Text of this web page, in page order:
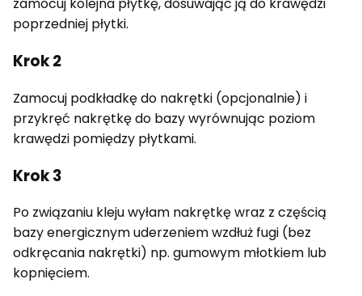
zamocuj kolejna płytkę, dosuwając ją do krawędzi
poprzedniej płytki.
Krok 2
Zamocuj podkładkę do nakrętki (opcjonalnie) i
przykręć nakrętkę do bazy wyrównując poziom
krawędzi pomiędzy płytkami.
Krok 3
Po związaniu kleju wyłam nakrętkę wraz z częścią
bazy energicznym uderzeniem wzdłuż fugi (bez
odkręcania nakrętki) np. gumowym młotkiem lub
kopnięciem.